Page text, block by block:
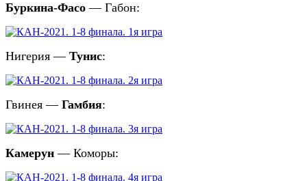
Буркина-Фасо— Габон:
Нигерия — Тунис:
Гвинея — Гамбия:
Камерун— Коморы: